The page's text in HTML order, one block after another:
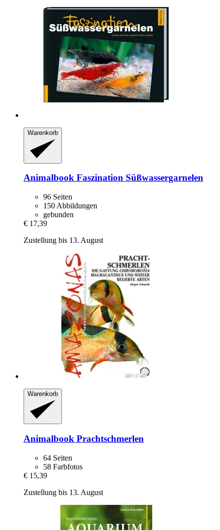
Warenkorb
Animalbook Faszination Süßwassergarnelen
96 Seiten
150 Abbildungen
gebunden
€ 17,39
Zustellung bis 13. August
Warenkorb
Animalbook Prachtschmerlen
64 Seiten
58 Farbfotos
€ 15,39
Zustellung bis 13. August